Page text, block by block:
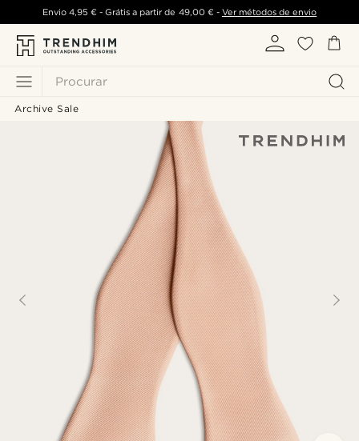
Procurar
Envio 4,95 €- Grátis a partir de 49,00 €- Ver métodos de envio
Archive Sale